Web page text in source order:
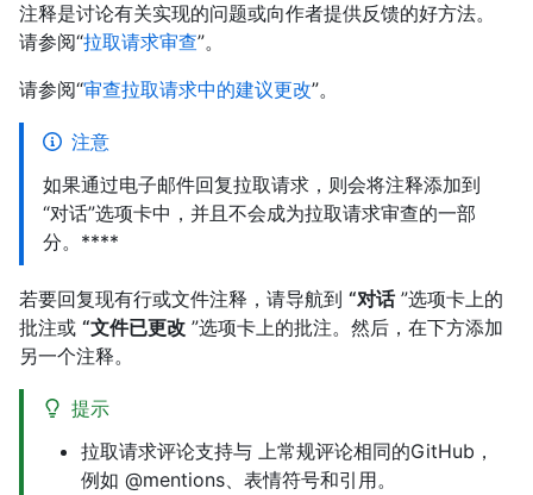
注释是讨论有关实现的问题或向作者提供反馈的好方法。
请参阅“拉取请求审查”。
请参阅“审查拉取请求中的建议更改”。
注意
如果通过电子邮件回复拉取请求，则会将注释添加到
“对话”选项卡中，并且不会成为拉取请求审查的一部
分。****
若要回复现有行或文件注释，请导航到 “对话”选项卡上的
批注或 “文件已更改 ”选项卡上的批注。然后，在下方添加
另一个注释。
提示
拉取请求评论支持与 上常规评论相同的GitHub，
例如 @mentions、表情符号和引用。